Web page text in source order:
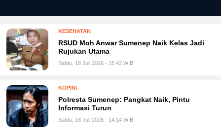
KESEHATAN
RSUD Moh Anwar Sumenep Naik Kelas Jadi
Rujukan Utama
Sabtu, 18 Juli 2026 - 15:42 WIB
KOPINI
Polresta Sumenep: Pangkat Naik, Pintu
Informasi Turun
Sabtu, 18 Juli 2026 - 14:14 WIB